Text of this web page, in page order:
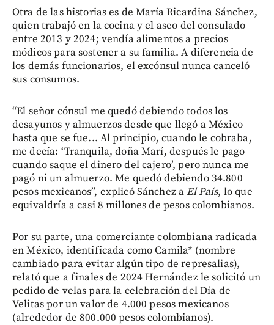
Otra de las historias es de María Ricardina Sánchez,
quien trabajó en la cocina y el aseo del consulado
entre 2013 y 2024; vendía alimentos a precios
módicos para sostener a su familia. A diferencia de
los demás funcionarios, el excónsul nunca canceló
sus consumos.
“El señor cónsul me quedó debiendo todos los
desayunos y almuerzos desde que llegó a México
hasta que se fue... Al principio, cuando le cobraba,
me decía: ‘Tranquila, doña Marí, después le pago
cuando saque el dinero del cajero’, pero nunca me
pagó ni un almuerzo. Me quedó debiendo 34.800
pesos mexicanos”, explicó Sánchez aEl País, lo que
equivaldría a casi 8 millones de pesos colombianos.
Por su parte, una comerciante colombiana radicada
en México, identificada como Camila* (nombre
cambiado para evitar algún tipo de represalias),
relató que a finales de 2024 Hernández le solicitó un
pedido de velas para la celebración del Día de
Velitas por un valor de 4.000 pesos mexicanos
(alrededor de 800.000 pesos colombianos).